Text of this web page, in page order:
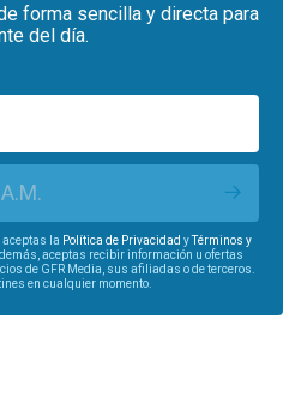
forma sencilla y directa para
del día.
aceptas la Política de Privacidad yTérminos y
aceptas recibir información u ofertas
de GFR Media, sus afiliadas o de terceros.
en cualquier momento.